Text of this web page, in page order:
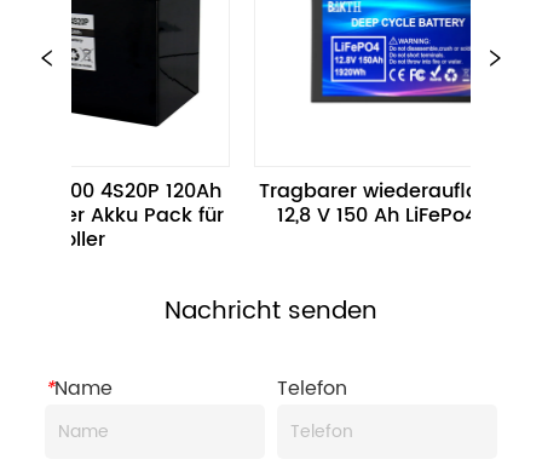
4S20P 120Ah
Akku Pack für
Tragbarer wiederaufladbarer
12,8 V 150 Ah LiFePo4-Akku
Nachricht senden
*Name Telefon